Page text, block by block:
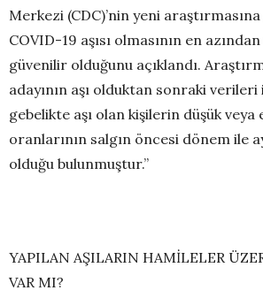
Merkezi (CDC)’nin yeni
COVID-19 aşısı olmasının en
güvenilir olduğunu açıklandı.
adayının aşı olduktan sonraki
gebelikte aşı olan kişilerin düşük veya
oranlarının salgın öncesi dönem ile
olduğu bulunmuştur.”
YAPILAN AŞILARIN HAMİLELER
VAR MI?